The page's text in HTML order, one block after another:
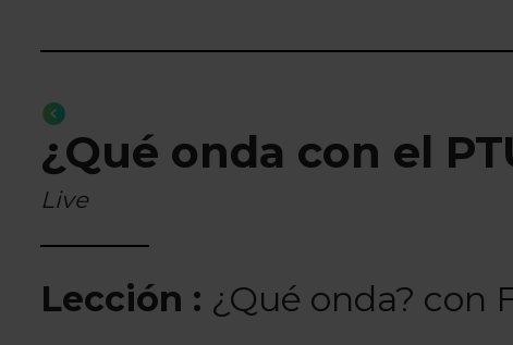
¿Qué onda con el
Live
Lección : ¿Qué onda? con